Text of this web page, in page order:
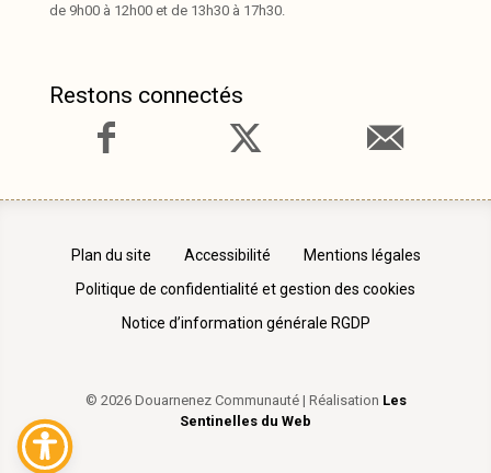
de 9h00 à 12h00 et de 13h30 à 17h30.
Restons connectés
Plan du site Accessibilité
Mentions légales
Politique de confidentialité et gestion des cookies
Notice d’information générale RGDP
© 2026 Douarnenez Communauté | Réalisation Les
Sentinelles du Web